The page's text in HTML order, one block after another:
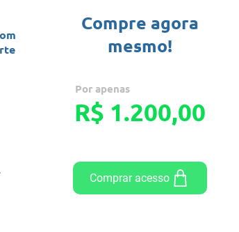
Compre agora
mesmo!
Por apenas
R$ 1.200,00
Comprar acesso